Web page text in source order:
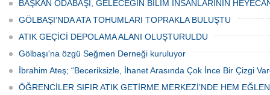
BAŞKAN ODABAŞI, GELECEĞİN BİLİM İNSANLARININ
GÖLBAŞI’NDA ATA TOHUMLARI TOPRAKLA BULUŞTU
ATIK GEÇİCİ DEPOLAMA ALANI OLUŞTURULDU
Gölbaşı'na özgü Seğmen Derneği kuruluyor
İbrahim Ateş; “Beceriksizle, İhanet Arasında Çok İnce Bir Çizgi
ÖĞRENCİLER SIFIR ATIK GETİRME MERKEZİ’NDE HEM